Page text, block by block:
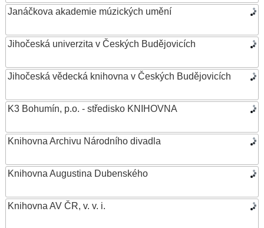
Janáčkova akademie múzických umění
Jihočeská univerzita v Českých Budějovicích
Jihočeská vědecká knihovna v Českých Budějovicích
K3 Bohumín, p.o. - středisko KNIHOVNA
Knihovna Archivu Národního divadla
Knihovna Augustina Dubenského
Knihovna AV ČR, v. v. i.